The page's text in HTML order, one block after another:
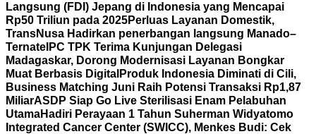
Langsung (FDI) Jepang di Indonesia yang Mencapai
Rp50 Triliun pada 2025Perluas Layanan Domestik,
TransNusa Hadirkan penerbangan langsung Manado–
Ternate IPC TPK Terima Kunjungan Delegasi
Madagaskar, Dorong Modernisasi Layanan Bongkar
Muat Berbasis Digital Produk Indonesia Diminati di Cili,
Business Matching Juni Raih Potensi Transaksi Rp1,87
MiliarASDP Siap Go Live Sterilisasi Enam Pelabuhan
UtamaHadiri Perayaan 1 Tahun Suherman Widyatomo
Integrated Cancer Center (SWICC), Menkes Budi: Cek